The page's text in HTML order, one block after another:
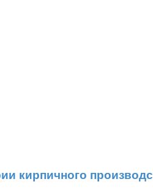
кирпичного